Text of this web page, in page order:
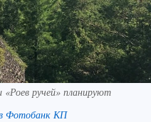
ручей» планируют
Фотобанк КП